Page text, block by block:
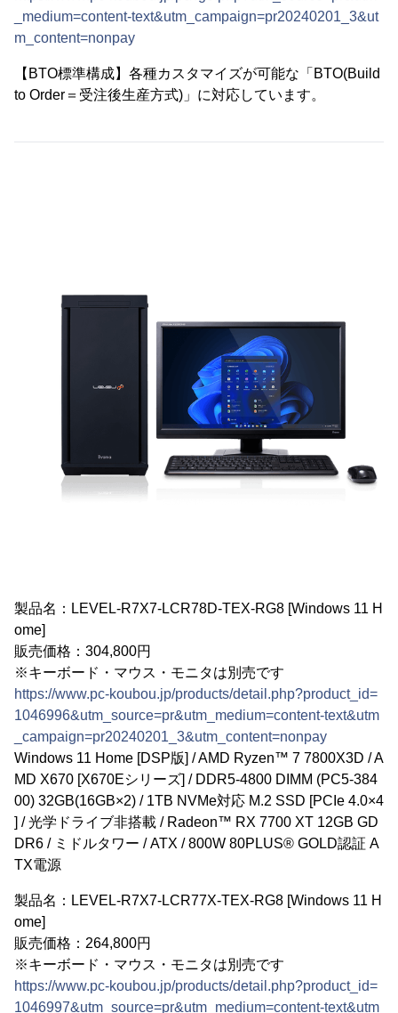
_medium=content-text&utm_campaign=pr20240201_3&ut
m_content=nonpay
【BTO標準構成】各種カスタマイズが可能な「BTO(Build
to Order＝受注後生産方式)」に対応しています。
製品名：LEVEL-R7X7-LCR78D-TEX-RG8 [Windows 11 H
ome]
販売価格：304,800円
※キーボード・マウス・モニタは別売です
https://www.pc-koubou.jp/products/detail.php?product_id=
1046996&utm_source=pr&utm_medium=content-text&utm
_campaign=pr20240201_3&utm_content=nonpay
Windows 11 Home [DSP版] / AMD Ryzen™ 7 7800X3D / A
MD X670 [X670Eシリーズ] / DDR5-4800 DIMM (PC5-384
00) 32GB(16GB×2) / 1TB NVMe対応 M.2 SSD [PCIe 4.0×4
] / 光学ドライブ非搭載 / Radeon™ RX 7700 XT 12GB GD
DR6 / ミドルタワー / ATX / 800W 80PLUS® GOLD認証 A
TX電源
製品名：LEVEL-R7X7-LCR77X-TEX-RG8 [Windows 11 H
ome]
販売価格：264,800円
※キーボード・マウス・モニタは別売です
https://www.pc-koubou.jp/products/detail.php?product_id=
1046997&utm_source=pr&utm_medium=content-text&utm